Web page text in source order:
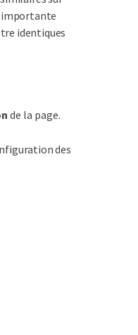
importante
identiques
de la page.
des